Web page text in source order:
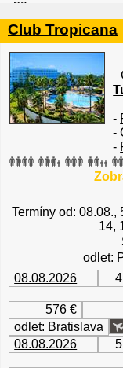
Club Tropicana
-
-
-
Termíny od: 08.08.,
14,
odlet:
08.08.2026
576 €
odlet: Bratislava
08.08.2026